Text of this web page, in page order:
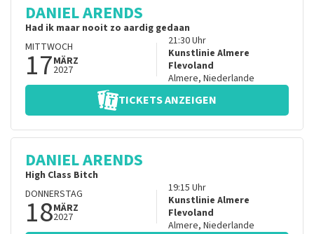
DANIEL ARENDS
Had ik maar nooit zo aardig gedaan
MITTWOCH
17MÄRZ
2027
21:30Uhr
Kunstlinie Almere
Flevoland
Almere, Niederlande
TICKETS ANZEIGEN
DANIEL ARENDS
High Class Bitch
DONNERSTAG
18MÄRZ
2027
19:15 Uhr
Kunstlinie Almere
Flevoland
Almere, Niederlande